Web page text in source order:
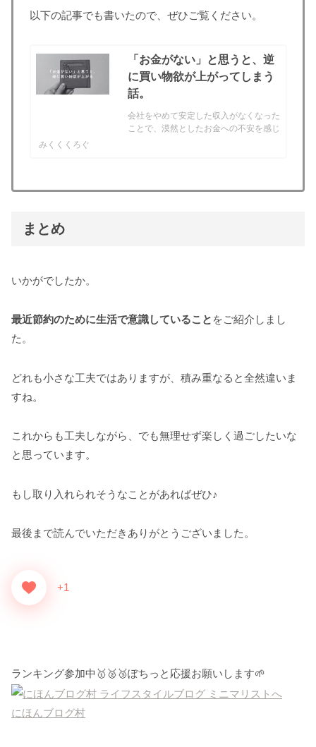
以下の記事でも書いたので、ぜひご覧ください。
「お金がない」と思うと、逆
に買い物欲が上がってしまう
話。
会社をやめて安定した収入がなくなった
ことで、漠然としたお金への不安を感じ
物欲が上がってしまう「お金...
みくくくろぐ
まとめ
いかがでしたか。
最近節約のために生活で意識していること をご紹介しまし
た。
どれも小さな工夫ではありますが、積み重なると全然違いま
すね。
これからも工夫しながら、でも無理せず楽しく過ごしたいな
と思っています。
もし取り入れられそうなことがあればぜひ♪
最後まで読んでいただきありがとうございました。
+1
ランキング参加中🥇🥈🥉ぽちっと応援お願いします🌱
にほんブログ村